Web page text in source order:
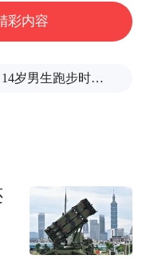
凰网佛教文化、
展”，将在厦门
沉静与力量。
彩内容
14岁男生跑步时心脏骤停，后被鉴定为“器质性痴呆”，家属质疑校方失责